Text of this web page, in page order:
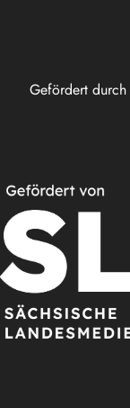
Gefördert durch